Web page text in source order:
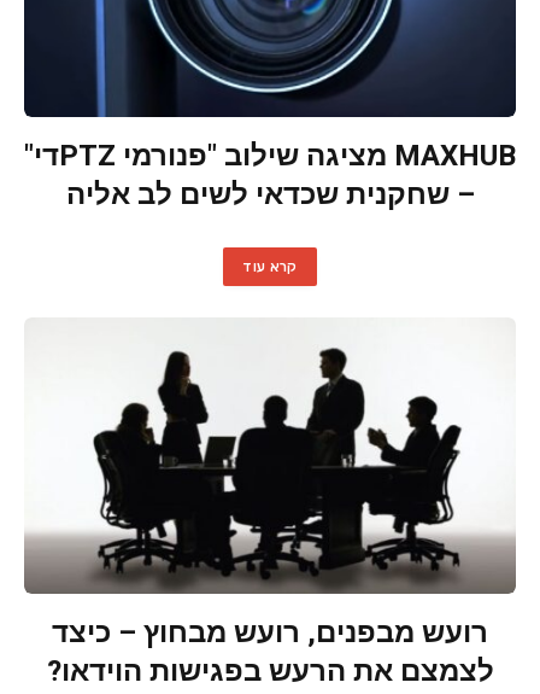
MAXHUB מציגה שילוב "פנורמי PTZדי"
– שחקנית שכדאי לשים לב אליה
קרא עוד
רועש מבפנים, רועש מבחוץ – כיצד
לצמצם את הרעש בפגישות הוידאו?